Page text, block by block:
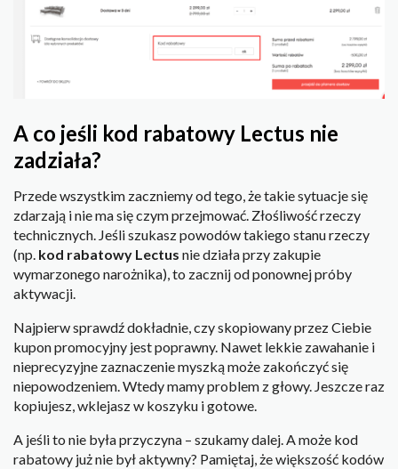
A co jeśli kod rabatowy Lectus nie
zadziała?
Przede wszystkim zaczniemy od tego, że takie sytuacje się
zdarzają i nie ma się czym przejmować. Złośliwość rzeczy
technicznych. Jeśli szukasz powodów takiego stanu rzeczy
(np. kod rabatowy Lectus nie działa przy zakupie
wymarzonego narożnika), to zacznij od ponownej próby
aktywacji.
Najpierw sprawdź dokładnie, czy skopiowany przez Ciebie
kupon promocyjny jest poprawny. Nawet lekkie zawahanie i
nieprecyzyjne zaznaczenie myszką może zakończyć się
niepowodzeniem. Wtedy mamy problem z głowy. Jeszcze raz
kopiujesz, wklejasz w koszyku i gotowe.
A jeśli to nie była przyczyna – szukamy dalej. A może kod
rabatowy już nie był aktywny? Pamiętaj, że większość kodów